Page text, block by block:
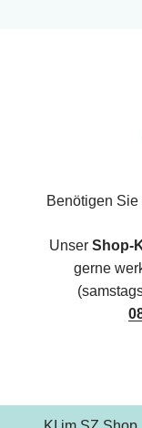
Benötigen
Unser Shop-
gerne